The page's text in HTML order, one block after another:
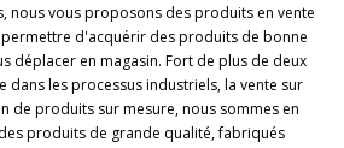
nous vous proposons des produits en vente
d'acquérir des produits de bonne
déplacer en magasin. Fort de plus de deux
dans les processus industriels, la vente sur
de produits sur mesure, nous sommes en
produits de grande qualité, fabriqués